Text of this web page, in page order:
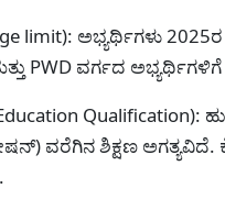
limit): ಅಭ್ಯರ್ಥಿಗಳು
PWD ವರ್ಗದ
Qualification):
ವರೆಗಿನ ಶಿಕ್ಷಣ ಅಗತ್ಯವಿದೆ.